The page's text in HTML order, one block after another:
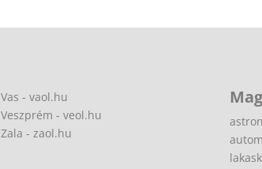
Vas - vaol.hu
Veszprém - veol.hu
Zala - zaol.hu